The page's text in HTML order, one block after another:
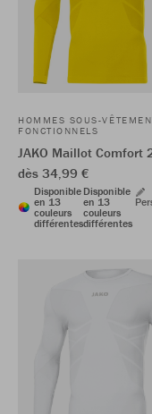
HOMMES SOUS-
FONCTIONNELS
JAKO Maillot Comfort
dès 34,99 €
Disponible
en 13
couleurs
différentes
Disponible
en 13
couleurs
différentes